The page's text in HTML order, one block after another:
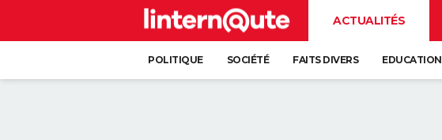
ACTUALITÉS
POLITIQUE SOCIÉTÉ FAITS DIVERS EDUCATION